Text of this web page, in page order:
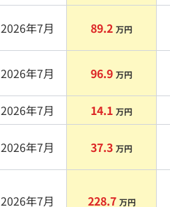
2026年7月 89.2 万円
2026年7月 96.9 万円
2026年7月 14.1 万円
2026年7月 37.3 万円
2026年7月 228.7 万円